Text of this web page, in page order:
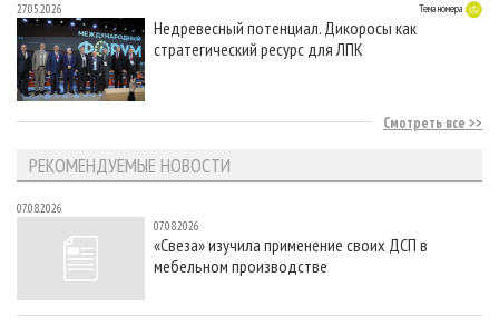
27.05.2026 Тема номера
Недревесный потенциал. Дикоросы как
стратегический ресурс для ЛПК
Смотреть все
РЕКОМЕНДУЕМЫЕ НОВОСТИ
07.08.2026
07.08.2026
«Свеза» изучила применение своих ДСП в
мебельном производстве